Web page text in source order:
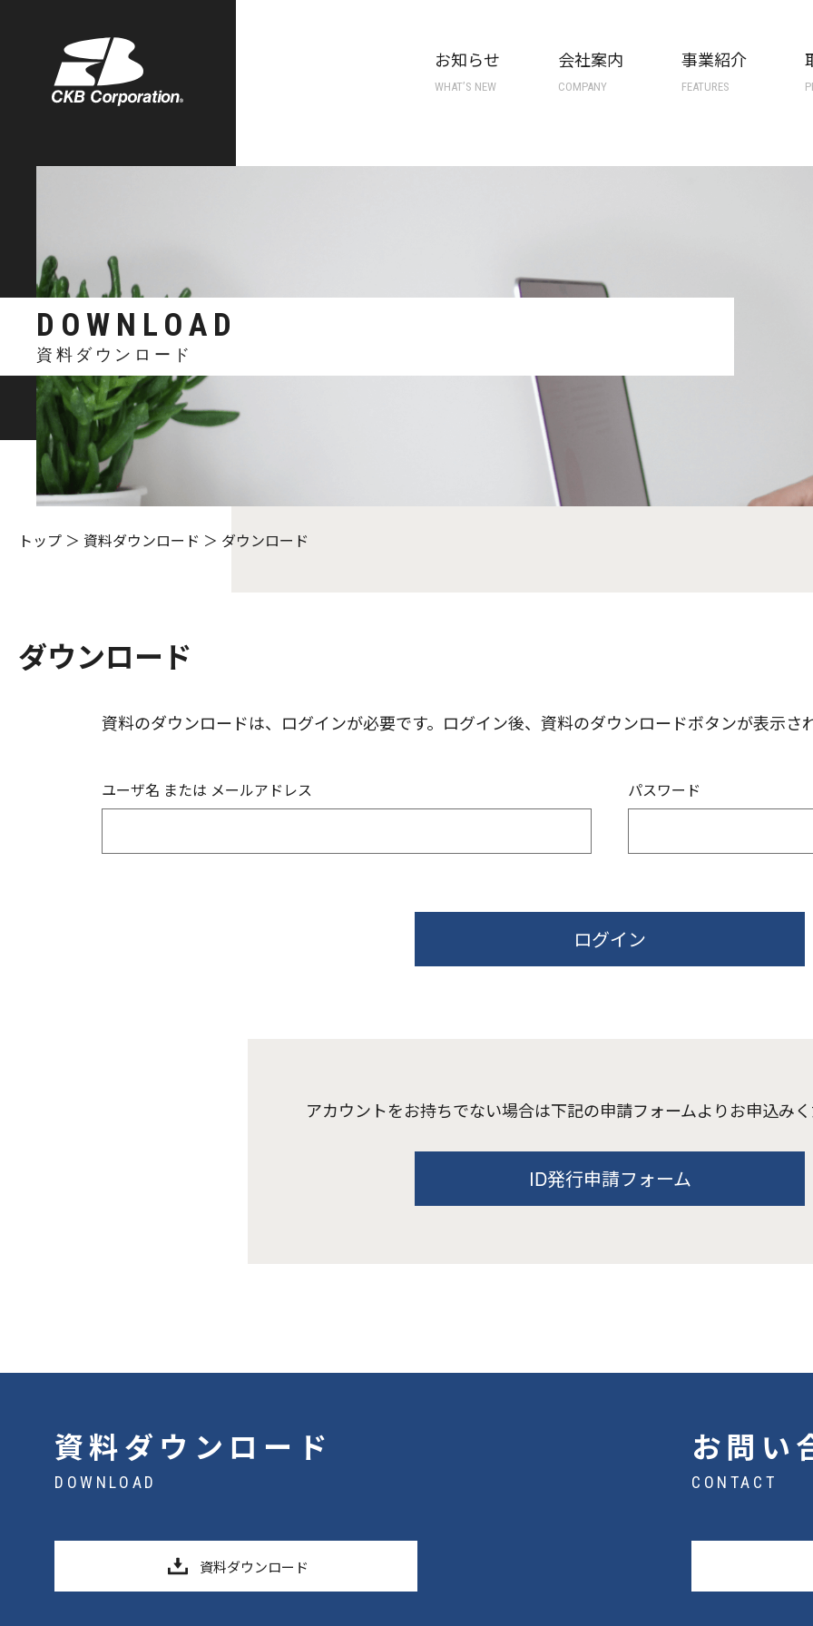
お知らせ
WHAT’S NEW
会社案内
COMPANY
事業紹介
FEATURES
DOWNLOAD
資料ダウンロード
トップ ＞ 資料ダウンロード ＞ ダウンロード
ダウンロード
資料のダウンロードは、ログインが必要です。ログイン後、資料のダウンロードボタンが表示さ
ユーザ名 または メールアドレス パスワード
ログイン
アカウントをお持ちでない場合は下記の申請フォームよりお申込み
ID発行申請フォーム
資料ダウンロード
DOWNLOAD
資料ダウンロード
お問い
CONTACT